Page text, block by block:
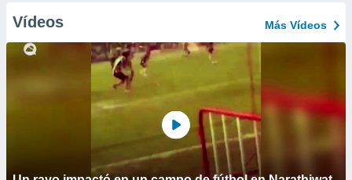
Vídeos Más Vídeos